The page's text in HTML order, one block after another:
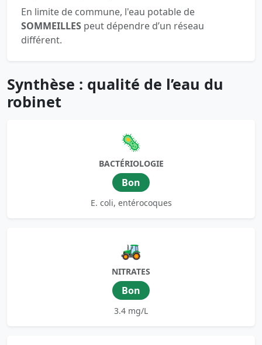
En limite de commune, l'eau potable de
SOMMEILLES peut dépendre d’un réseau
différent.
Synthèse : qualité de l’eau du
robinet
🦠
BACTÉRIOLOGIE
Bon
E. coli, entérocoques
🚜
NITRATES
Bon
3.4 mg/L